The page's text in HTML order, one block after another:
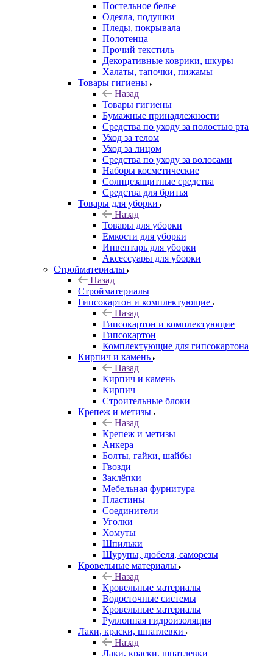
Постельное белье
Одеяла, подушки
Пледы, покрывала
Полотенца
Прочий текстиль
Декоративные коврики, шкуры
Халаты, тапочки, пижамы
Товары гигиены
Назад
Товары гигиены
Бумажные принадлежности
Средства по уходу за полостью рта
Уход за телом
Уход за лицом
Средства по уходу за волосами
Наборы косметические
Солнцезащитные средства
Средства для бритья
Товары для уборки
Назад
Товары для уборки
Емкости для уборки
Инвентарь для уборки
Аксессуары для уборки
Стройматериалы
Назад
Стройматериалы
Гипсокартон и комплектующие
Назад
Гипсокартон и комплектующие
Гипсокартон
Комплектующие для гипсокартона
Кирпич и камень
Назад
Кирпич и камень
Кирпич
Строительные блоки
Крепеж и метизы
Назад
Крепеж и метизы
Анкера
Болты, гайки, шайбы
Гвозди
Заклёпки
Мебельная фурнитура
Пластины
Соединители
Уголки
Хомуты
Шпильки
Шурупы, дюбеля, саморезы
Кровельные материалы
Назад
Кровельные материалы
Водосточные системы
Кровельные материалы
Руллонная гидроизоляция
Лаки, краски, шпатлевки
Назад
Лаки, краски, шпатлевки